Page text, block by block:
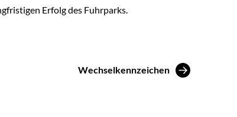
Erfolg des Fuhrparks.
Wechselkennzeichen